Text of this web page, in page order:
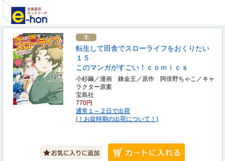
転生して田舎でスローライフをおくりたい
１５
このマンガがすごい！ｃｏｍｉｃｓ
小杉繭／漫画 錬金王／原作 阿倍野ちゃこ／キャ
ラクター原案
宝島社
770円
通常１～２日で出荷
(！お盆時期の出荷について！)